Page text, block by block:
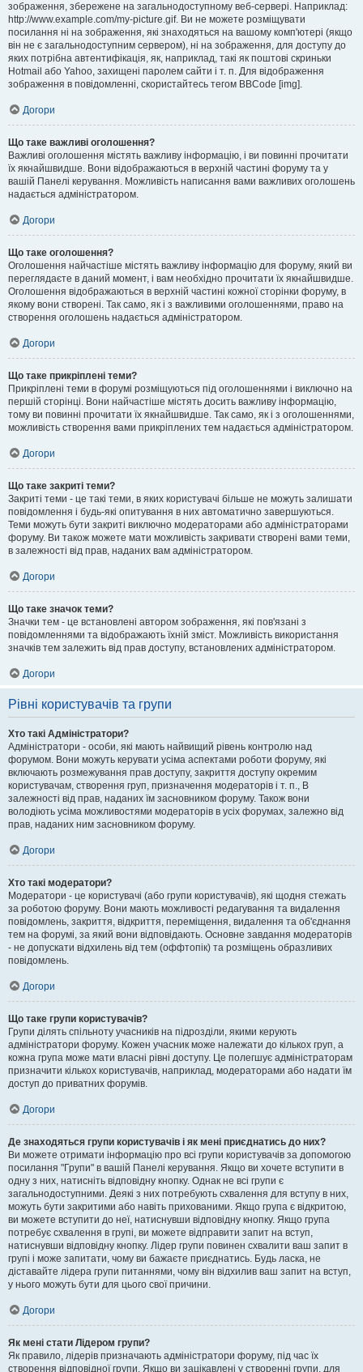
зображення, збережене на загальнодоступному веб-сервері. Наприклад:
http://www.example.com/my-picture.gif. Ви не можете розміщувати
посилання ні на зображення, які знаходяться на вашому комп'ютері (якщо
він не є загальнодоступним сервером), ні на зображення, для доступу до
яких потрібна автентифікація, як, наприклад, такі як поштові скриньки
Hotmail або Yahoo, захищені паролем сайти і т. п. Для відображення
зображення в повідомленні, скористайтесь тегом BBCode [img].
Догори
Що таке важливі оголошення?
Важливі оголошення містять важливу інформацію, і ви повинні прочитати
їх якнайшвидше. Вони відображаються в верхній частині форуму та у
вашій Панелі керування. Можливість написання вами важливих оголошень
надається адміністратором.
Догори
Що таке оголошення?
Оголошення найчастіше містять важливу інформацію для форуму, який ви
переглядаєте в даний момент, і вам необхідно прочитати їх якнайшвидше.
Оголошення відображаються в верхній частині кожної сторінки форуму, в
якому вони створені. Так само, як і з важливими оголошеннями, право на
створення оголошень надається адміністратором.
Догори
Що таке прикріплені теми?
Прикріплені теми в форумі розміщуються під оголошеннями і виключно на
першій сторінці. Вони найчастіше містять досить важливу інформацію,
тому ви повинні прочитати їх якнайшвидше. Так само, як і з оголошеннями,
можливість створення вами прикріплених тем надається адміністратором.
Догори
Що таке закриті теми?
Закриті теми - це такі теми, в яких користувачі більше не можуть залишати
повідомлення і будь-які опитування в них автоматично завершуються.
Теми можуть бути закриті виключно модераторами або адміністраторами
форуму. Ви також можете мати можливість закривати створені вами теми,
в залежності від прав, наданих вам адміністратором.
Догори
Що таке значок теми?
Значки тем - це встановлені автором зображення, які пов'язані з
повідомленнями та відображають їхній зміст. Можливість використання
значків тем залежить від прав доступу, встановлених адміністратором.
Догори
Рівні користувачів та групи
Хто такі Адміністратори?
Адміністратори - особи, які мають найвищий рівень контролю над
форумом. Вони можуть керувати усіма аспектами роботи форуму, які
включають розмежування прав доступу, закриття доступу окремим
користувачам, створення груп, призначення модераторів і т. п., В
залежності від прав, наданих їм засновником форуму. Також вони
володіють усіма можливостями модераторів в усіх форумах, залежно від
прав, наданих ним засновником форуму.
Догори
Хто такі модератори?
Модератори - це користувачі (або групи користувачів), які щодня стежать
за роботою форуму. Вони мають можливості редагування та видалення
повідомлень, закриття, відкриття, переміщення, видалення та об'єднання
тем на форумі, за який вони відповідають. Основне завдання модераторів
- не допускати відхилень від тем (оффтопік) та розміщень образливих
повідомлень.
Догори
Що таке групи користувачів?
Групи ділять спільноту учасників на підрозділи, якими керують
адміністратори форуму. Кожен учасник може належати до кількох груп, а
кожна група може мати власні рівні доступу. Це полегшує адміністраторам
призначити кількох користувачів, наприклад, модераторами або надати їм
доступ до приватних форумів.
Догори
Де знаходяться групи користувачів і як мені приєднатись до них?
Ви можете отримати інформацію про всі групи користувачів за допомогою
посилання "Групи" в вашій Панелі керування. Якщо ви хочете вступити в
одну з них, натисніть відповідну кнопку. Однак не всі групи є
загальнодоступними. Деякі з них потребують схвалення для вступу в них,
можуть бути закритими або навіть прихованими. Якщо група є відкритою,
ви можете вступити до неї, натиснувши відповідну кнопку. Якщо група
потребує схвалення в групі, ви можете відправити запит на вступ,
натиснувши відповідну кнопку. Лідер групи повинен схвалити ваш запит в
групі і може запитати, чому ви бажаєте приєднатись. Будь ласка, не
діставайте лідера групи питаннями, чому він відхилив ваш запит на вступ,
у нього можуть бути для цього свої причини.
Догори
Як мені стати Лідером групи?
Як правило, лідерів призначають адміністратори форуму, під час їх
створення відповідної групи. Якщо ви зацікавлені у створенні групи, для